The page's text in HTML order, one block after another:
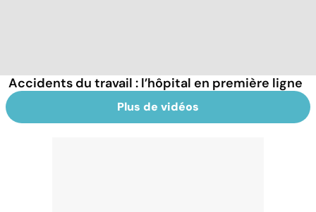
Accidents du travail : l’hôpital en première ligne
Plus de vidéos